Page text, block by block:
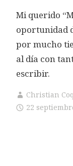
Mi querido
oportunidad
por mucho
al día con
escribir.
Christian
22